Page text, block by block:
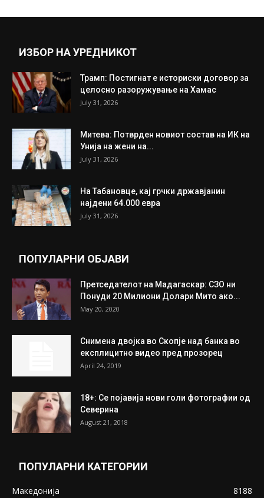
ИЗБОР НА УРЕДНИКОТ
Трамп: Постигнат е историски договор за
целосно разоружување на Хамас
July 31, 2026
Митева: Потврден новиот состав на ИК на
Унија на жени на...
July 31, 2026
На Табановце, кај грчки државјанин
најдени 64.000 евра
July 31, 2026
ПОПУЛАРНИ ОБЈАВИ
Претседателот на Мадагаскар: СЗО ни
Понуди 20 Милиони Долари Мито ако...
May 20, 2020
Снимена двојка во Скопје над банка во
експлицитно видео пред прозорец
April 24, 2019
18+: Се појавија нови голи фотографии од
Северина
August 21, 2018
ПОПУЛАРНИ КАТЕГОРИИ
Македонија
8188